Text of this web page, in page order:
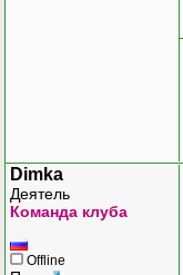
Dimka
Деятель
Команда клуба
Offline